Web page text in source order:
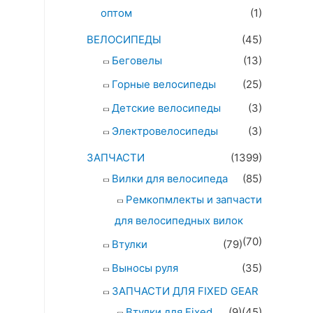
оптом
(1)
ВЕЛОСИПЕДЫ
(45)
Беговелы
(13)
Горные велосипеды
(25)
Детские велосипеды
(3)
Электровелосипеды
(3)
ЗАПЧАСТИ
(1399)
Вилки для велосипеда
(85)
Ремкопмлекты и запчасти
для велосипедных вилок
(70)
Втулки
(79)
Выносы руля
(35)
ЗАПЧАСТИ ДЛЯ FIXED GEAR